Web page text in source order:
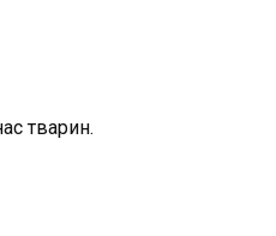
тварин.